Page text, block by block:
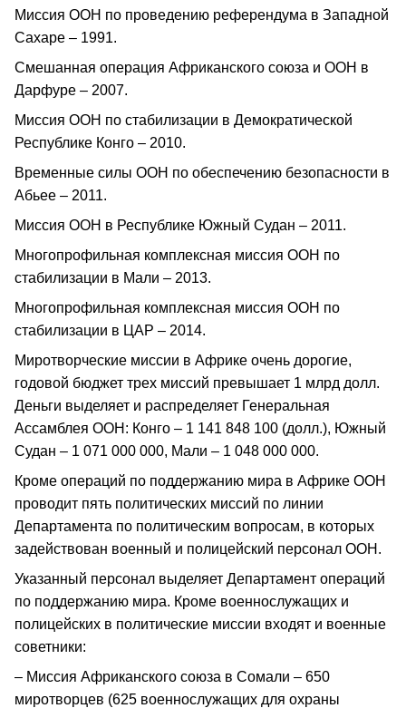
Миссия ООН по проведению референдума в Западной
Сахаре – 1991.
Смешанная операция Африканского союза и ООН в
Дарфуре – 2007.
Миссия ООН по стабилизации в Демократической
Республике Конго – 2010.
Временные силы ООН по обеспечению безопасности в
Абьее – 2011.
Миссия ООН в Республике Южный Судан – 2011.
Многопрофильная комплексная миссия ООН по
стабилизации в Мали – 2013.
Многопрофильная комплексная миссия ООН по
стабилизации в ЦАР – 2014.
Миротворческие миссии в Африке очень дорогие,
годовой бюджет трех миссий превышает 1 млрд долл.
Деньги выделяет и распределяет Генеральная
Ассамблея ООН: Конго – 1 141 848 100 (долл.), Южный
Судан – 1 071 000 000, Мали – 1 048 000 000.
Кроме операций по поддержанию мира в Африке ООН
проводит пять политических миссий по линии
Департамента по политическим вопросам, в которых
задействован военный и полицейский персонал ООН.
Указанный персонал выделяет Департамент операций
по поддержанию мира. Кроме военнослужащих и
полицейских в политические миссии входят и военные
советники:
– Миссия Африканского союза в Сомали – 650
миротворцев (625 военнослужащих для охраны